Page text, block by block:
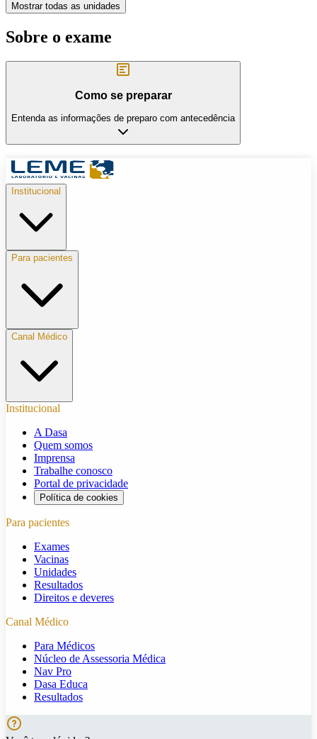
Mostrar todas as unidades
Sobre o exame
Como se preparar
Entenda as informações de preparo com antecedência
Institucional
Para pacientes
Canal Médico
Institucional
A Dasa
Quem somos
Imprensa
Trabalhe conosco
Portal de privacidade
Política de cookies
Para pacientes
Exames
Vacinas
Unidades
Resultados
Direitos e deveres
Canal Médico
Para Médicos
Núcleo de Assessoria Médica
Nav Pro
Dasa Educa
Resultados